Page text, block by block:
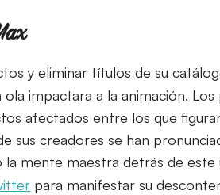
y eliminar títulos de su
impactara a la animación.
afectados entre los que
sus creadores se han
mente maestra detrás de este
para manifestar su